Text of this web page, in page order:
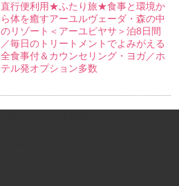
直行便利用★ふたり旅★食事と環境か
ら体を癒すアーユルヴェーダ・森の中
のリゾート＜アーユピヤサ＞泊8日間
／毎日のトリートメントでよみがえる
全食事付＆カウンセリング・ヨガ／ホ
テル発オプション多数